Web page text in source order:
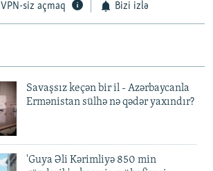
VPN-siz açmaq Bizi izlə
Savaşsız keçən bir il - Azərbaycanla
Ermənistan sülhə nə qədər yaxındır?
'Guya Əli Kərimliyə 850 min